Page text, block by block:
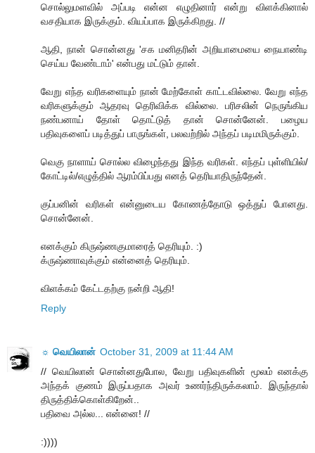
சொல்லுமளவில் அப்படி என்ன எழுதினார் என்று விளக்கினால்
வசதியாக இருக்கும். வியப்பாக இருக்கிறது. //
ஆதி, நான் சொன்னது 'சக மனிதரின் அறியாமையை நையாண்டி
செய்ய வேண்டாம்' என்பது மட்டும் தான்.
வேறு எந்த வரிகளையும் நான் மேற்கோள் காட்டவில்லை. வேறு எந்த
வரிகளுக்கும் ஆதரவு தெரிவிக்க வில்லை. பரிசலின் நெருங்கிய
நண்பனாய் தோள் தொட்டுத் தான் சொன்னேன். பழைய
பதிவுகளைப் படித்துப் பாருங்கள், பலவற்றில் அந்தப் படிமமிருக்கும்.
வெகு நாளாய் சொல்ல விழைந்தது இந்த வரிகள். எந்தப் புள்ளியில்/
கோட்டில்/எழுத்தில் ஆரம்பிப்பது எனத் தெரியாதிருந்தேன்.
குப்பனின் வரிகள் என்னுடைய கோணத்தோடு ஒத்துப் போனது.
சொன்னேன்.
எனக்கும் கிருஷ்ணகுமாரைத் தெரியும். :)
க்ருஷ்ணாவுக்கும் என்னைத் தெரியும்.
விளக்கம் கேட்டதற்கு நன்றி ஆதி!
Reply
☼ வெயிலான் October 31, 2009 at 11:44 AM
// வெயிலான் சொன்னதுபோல, வேறு பதிவுகளின் மூலம் எனக்கு
அந்தக் குணம் இருப்பதாக அவர் உணர்ந்திருக்கலாம். இருந்தால்
திருத்திக்கொள்கிறேன்..
பதிவை அல்ல... என்னை! //
:))))